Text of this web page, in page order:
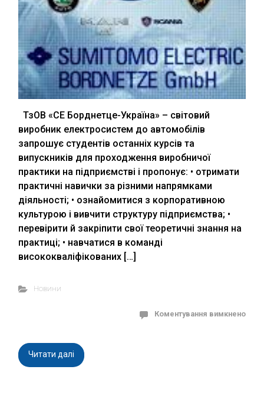
ТзОВ «СЕ Борднетце-Україна» – світовий
виробник електросистем до автомобілів
запрошує студентів останніх курсів та
випускників для проходження виробничої
практики на підприємстві і пропонує: • отримати
практичні навички за різними напрямками
діяльності; • ознайомитися з корпоративною
культурою і вивчити структуру підприємства; •
перевірити й закріпити свої теоретичні знання на
практиці; • навчатися в команді
висококваліфікованих […]
Новини
Коментування вимкнено
Читати далі